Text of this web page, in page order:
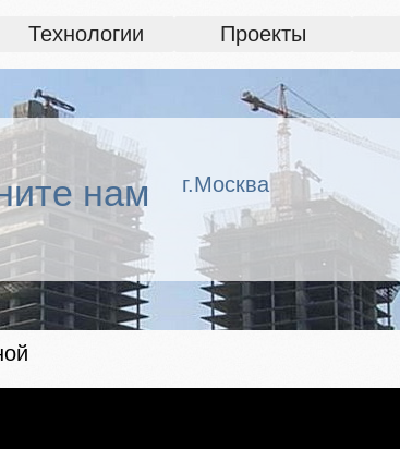
Технологии Проекты
нам г.Москва